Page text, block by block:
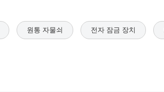
원통 자물쇠 전자 잠금 장치